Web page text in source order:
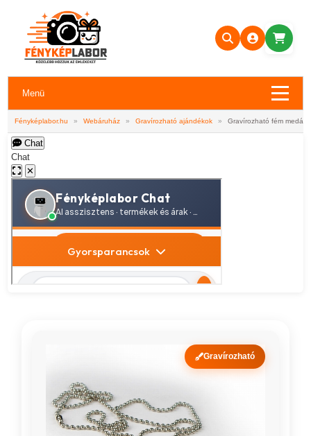
Menü
Fényképlabor.hu » Webáruház » Gravírozható ajándékok » Gravírozható fém medál
Chat
Chat
✕
Gravírozható